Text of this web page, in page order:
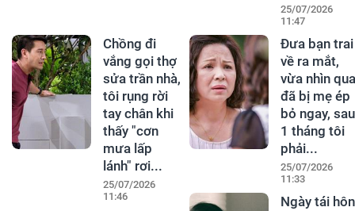
25/07/2026
11:47
Chồng đi
vắng gọi thợ
sửa trần nhà,
tôi rụng rời
tay chân khi
thấy "cơn
mưa lấp
lánh" rơi...
25/07/2026
11:46
Đưa bạn trai
về ra mắt,
vừa nhìn qua
đã bị mẹ ép
bỏ ngay, sau
1 tháng tôi
phải...
25/07/2026
11:33
Ngày tái